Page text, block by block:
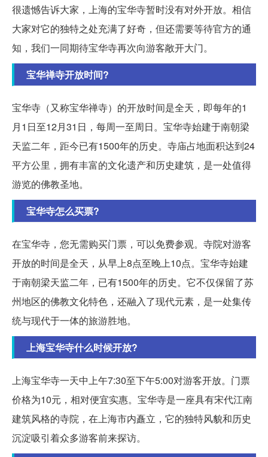
很遗憾告诉大家，上海的宝华寺暂时没有对外开放。相信
大家对它的独特之处充满了好奇，但还需要等待官方的通
知，我们一同期待宝华寺再次向游客敞开大门。
宝华禅寺开放时间?
宝华寺（又称宝华禅寺）的开放时间是全天，即每年的1
月1日至12月31日，每周一至周日。宝华寺始建于南朝梁
天监二年，距今已有1500年的历史。寺庙占地面积达到24
平方公里，拥有丰富的文化遗产和历史建筑，是一处值得
游览的佛教圣地。
宝华寺怎么买票?
在宝华寺，您无需购买门票，可以免费参观。寺院对游客
开放的时间是全天，从早上8点至晚上10点。宝华寺始建
于南朝梁天监二年，已有1500年的历史。它不仅保留了苏
州地区的佛教文化特色，还融入了现代元素，是一处集传
统与现代于一体的旅游胜地。
上海宝华寺什么时候开放?
上海宝华寺一天中上午7:30至下午5:00对游客开放。门票
价格为10元，相对便宜实惠。宝华寺是一座具有宋代江南
建筑风格的寺院，在上海市内矗立，它的独特风貌和历史
沉淀吸引着众多游客前来探访。